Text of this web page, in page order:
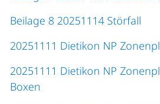
Beilage 8 20251114 Störfall
20251111 Dietikon NP
20251111 Dietikon NP
Boxen